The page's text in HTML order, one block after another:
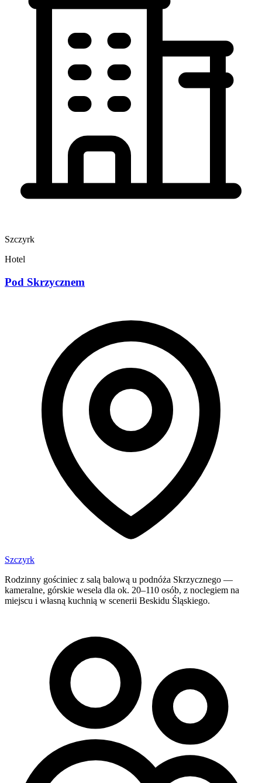
Szczyrk
Hotel
Pod Skrzycznem
Szczyrk
Rodzinny gościniec z salą balową u podnóża Skrzycznego —
kameralne, górskie wesela dla ok. 20–110 osób, z noclegiem na
miejscu i własną kuchnią w scenerii Beskidu Śląskiego.